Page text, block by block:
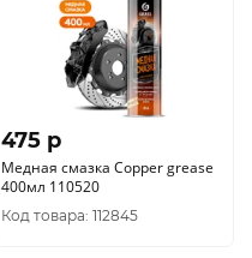
475 p
Медная смазка Сopper grease
400мл 110520
Код товара: 112845